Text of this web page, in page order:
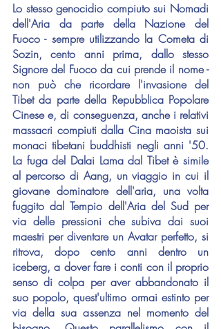
Lo stesso genocidio compiuto sui Nomadi
dell'Aria da parte della Nazione del
Fuoco - sempre utilizzando la Cometa di
Sozin, cento anni prima, dallo stesso
Signore del Fuoco da cui prende il nome -
non può che ricordare l'invasione del
Tibet da parte della Repubblica Popolare
Cinese e, di conseguenza, anche i relativi
massacri compiuti dalla Cina maoista sui
monaci tibetani buddhisti negli anni '50.
La fuga del Dalai Lama dal Tibet è simile
al percorso di Aang, un viaggio in cui il
giovane dominatore dell'aria, una volta
fuggito dal Tempio dell'Aria del Sud per
via delle pressioni che subiva dai suoi
maestri per diventare un Avatar perfetto, si
ritrova, dopo cento anni dentro un
iceberg, a dover fare i conti con il proprio
senso di colpa per aver abbandonato il
suo popolo, quest'ultimo ormai estinto per
via della sua assenza nel momento del